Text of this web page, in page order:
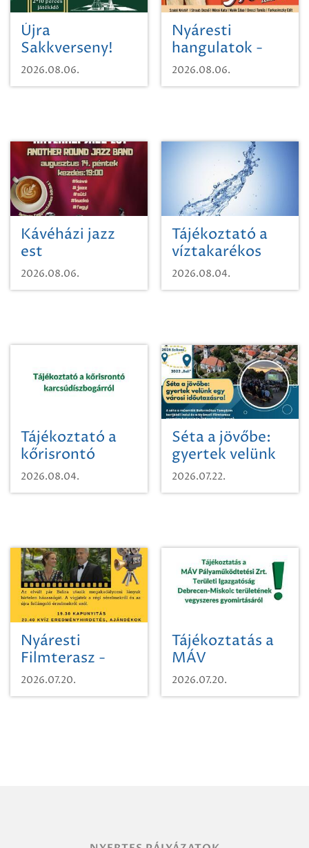
Újra
Sakkverseny!
2026.08.06.
Nyáresti
hangulatok -
Mágnás Miska
2026.08.06.
Kávéházi jazz
est
2026.08.06.
Tájékoztató a
víztakarékos
vízhasználatról
2026.08.04.
Tájékoztató a
kőrisrontó
karcsúdíszbogárról
2026.08.04.
Séta a jövőbe:
gyertek velünk
egy városi
időutazásra!
2026.07.22.
Nyáresti
Filmterasz -
Beugró a
Paradicsomba
2026.07.20.
Tájékoztatás a
MÁV
Pályaműködtetési
Zrt. Területi
2026.07.20.